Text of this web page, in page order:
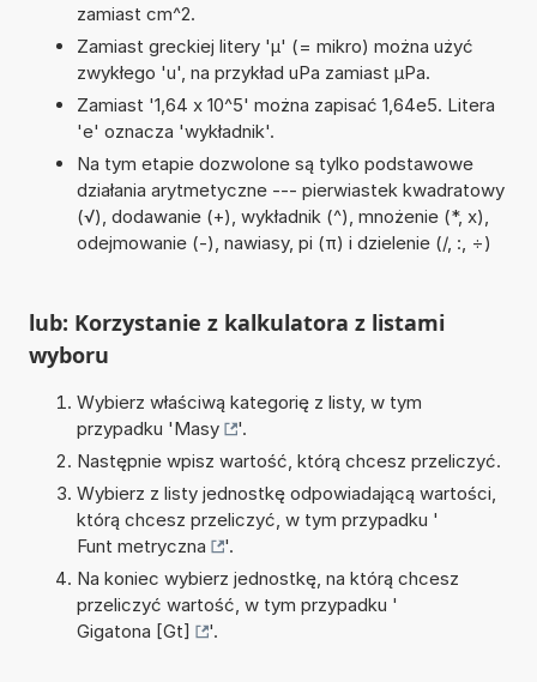
zamiast cm^2.
Zamiast greckiej litery 'µ' (= mikro) można użyć
zwykłego 'u', na przykład uPa zamiast µPa.
Zamiast '1,64 x 10^5' można zapisać 1,64e5. Litera
'e' oznacza 'wykładnik'.
Na tym etapie dozwolone są tylko podstawowe
działania arytmetyczne --- pierwiastek kwadratowy
(√), dodawanie (+), wykładnik (^), mnożenie (*, x),
odejmowanie (-), nawiasy, pi (π) i dzielenie (/, :, ÷)
lub: Korzystanie z kalkulatora z listami
wyboru
Wybierz właściwą kategorię z listy, w tym
przypadku 'Masy
'.
Następnie wpisz wartość, którą chcesz przeliczyć.
Wybierz z listy jednostkę odpowiadającą wartości,
którą chcesz przeliczyć, w tym przypadku '
Funt metryczna
'.
Na koniec wybierz jednostkę, na którą chcesz
przeliczyć wartość, w tym przypadku '
Gigatona [Gt]
'.